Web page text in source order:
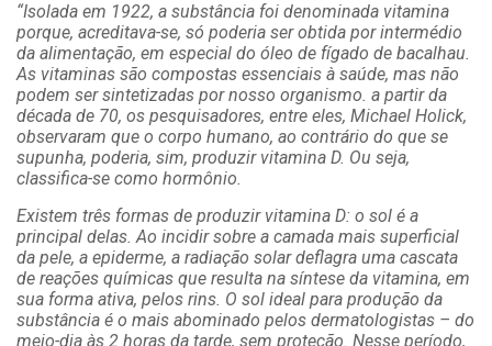
“Isolada em 1922, a substância foi denominada vitamina
porque, acreditava-se, só poderia ser obtida por intermédio
da alimentação, em especial do óleo de fígado de bacalhau.
As vitaminas são compostas essenciais à saúde, mas não
podem ser sintetizadas por nosso organismo. a partir da
década de 70, os pesquisadores, entre eles, Michael Holick,
observaram que o corpo humano, ao contrário do que se
supunha, poderia, sim, produzir vitamina D. Ou seja,
classifica-se como hormônio.
Existem três formas de produzir vitamina D: o sol é a
principal delas. Ao incidir sobre a camada mais superficial
da pele, a epiderme, a radiação solar deflagra uma cascata
de reações químicas que resulta na síntese da vitamina, em
sua forma ativa, pelos rins. O sol ideal para produção da
substância é o mais abominado pelos dermatologistas – do
meio-dia às 2 horas da tarde, sem proteção. Nesse período,